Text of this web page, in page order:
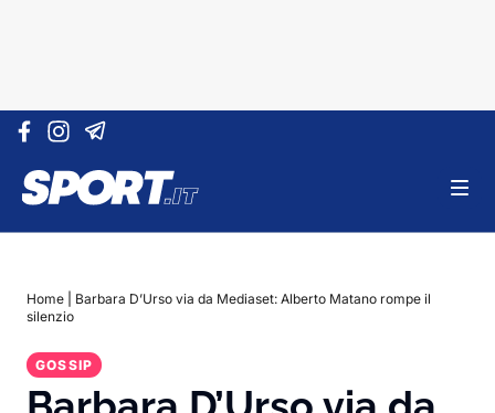
Vai al contenuto
Home
Barbara D’Urso via da Mediaset: Alberto Matano rompe il
silenzio
GOSSIP